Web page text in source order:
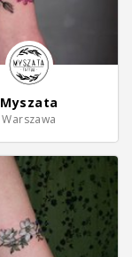
Myszata
Warszawa